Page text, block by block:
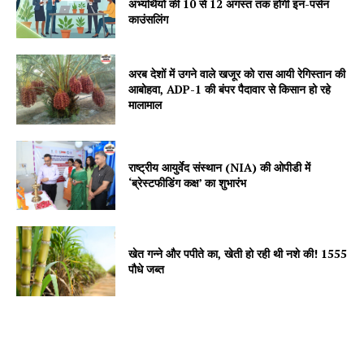
SUBSCRIBE NOW
Company
About
Contact us
Subscription Plans
My account
अभ्यर्थियों की 10 से 12 अगस्त तक होगी इन-पर्सन
काउंसलिंग
अरब देशों में उगने वाले खजूर को रास आयी रेगिस्तान की
आबोहवा, ADP-1 की बंपर पैदावार से किसान हो रहे
मालामाल
राष्ट्रीय आयुर्वेद संस्थान (NIA) की ओपीडी में
‘ब्रेस्टफीडिंग कक्ष’ का शुभारंभ
खेत गन्ने और पपीते का, खेती हो रही थी नशे की! 1555
पौधे जब्त